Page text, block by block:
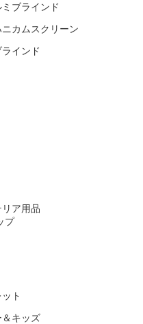
ミブラインド
ニカムスクリーン
インド
ア用品
プ
ト
キッズ